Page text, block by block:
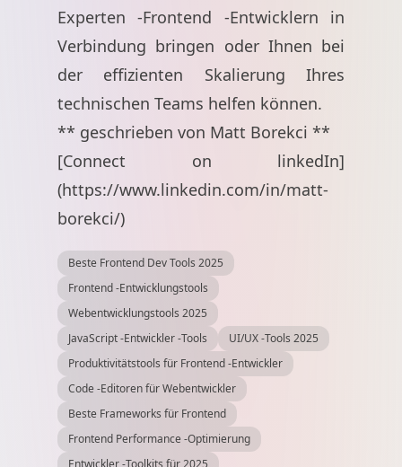
Experten -Frontend -Entwicklern in
Verbindung bringen oder Ihnen bei
der effizienten Skalierung Ihres
technischen Teams helfen können.
** geschrieben von Matt Borekci **
[Connect on linkedIn]
(https://www.linkedin.com/in/matt-
borekci/)
Beste Frontend Dev Tools 2025
Frontend -Entwicklungstools
Webentwicklungstools 2025
JavaScript -Entwickler -Tools
UI/UX -Tools 2025
Produktivitätstools für Frontend -Entwickler
Code -Editoren für Webentwickler
Beste Frameworks für Frontend
Frontend Performance -Optimierung
Entwickler -Toolkits für 2025